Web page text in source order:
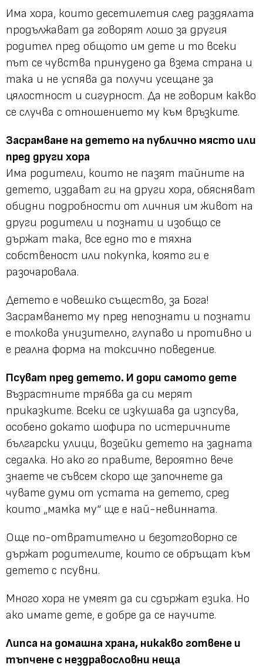
Има хора, които десетилетия след раздялата
продължават да говорят лошо за другия
родител пред общото им дете и то всеки
път се чувства принудено да взема страна и
така и не успява да получи усещане за
цялостност и сигурност. Да не говорим какво
се случва с отношението му към връзките.
Засрамване на детето на публично място или
пред други хора
Има родители, които не пазят тайните на
детето, издават ги на други хора, обясняват
обидни подробности от личния им живот на
други родители и познати и изобщо се
държат така, все едно то е тяхна
собственост или покупка, която ги е
разочаровала.
Детето е човешко същество, за Бога!
Засрамването му пред непознати и познати
е толкова унизително, глупаво и противно и
е реална форма на токсично поведение.
Псуват пред детето. И дори самото дете
Възрастните трябва да си мерят
приказките. Всеки се изкушава да изпсува,
особено докато шофира по истеричните
български улици, возейки детето на задната
седалка. Но ако го правите, вероятно вече
знаете че съвсем скоро ще започнете да
чувате думи от устата на детето, сред
които „мамка му“ ще е най-невинната.
Още по-отвратително и безотговорно се
държат родителите, които се обръщат към
детето с псувни.
Много хора не умеят да си сдържат езика. Но
ако имате дете, е добре да се научите.
Липса на домашна храна, никакво готвене и
тъпчене с нездравословни неща